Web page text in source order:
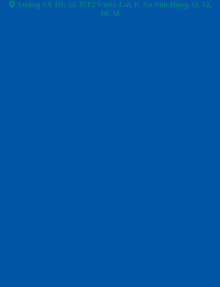
Xưởng SX III: Số 35T2 Vườn Lài, P. An Phú Đông, Q. 12,
HCM